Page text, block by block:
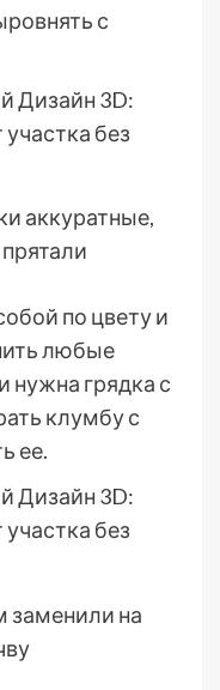
с
аккуратные,
по цвету и
любые
нужна грядка с
клумбу с
ее.
заменили на